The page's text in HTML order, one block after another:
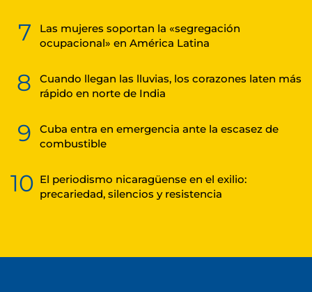
7
Las mujeres soportan la «segregación
ocupacional» en América Latina
8
Cuando llegan las lluvias, los corazones laten más
rápido en norte de India
9
Cuba entra en emergencia ante la escasez de
combustible
10 El periodismo nicaragüense en el exilio:
precariedad, silencios y resistencia